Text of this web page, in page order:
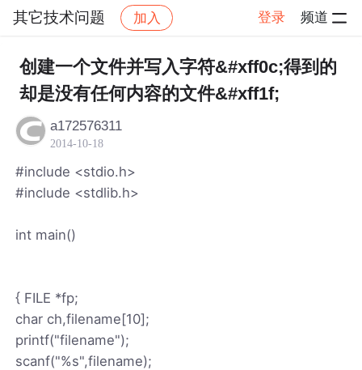
其它技术问题 加入 登录 频道
社区 其它技术问题 帖子详情
创建一个文件并写入字符&#xff0c;得到的
却是没有任何内容的文件&#xff1f;
a172576311
2014-10-18
#include <stdio.h>
#include <stdlib.h>
int main()
{ FILE *fp;
char ch,filename[10];
printf("filename");
scanf("%s",filename);